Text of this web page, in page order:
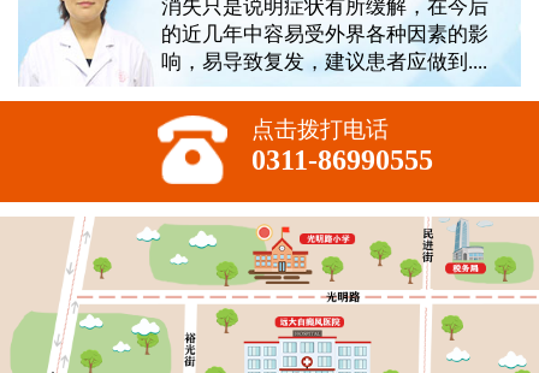
消失只是说明症状有所缓解，在今后
的近几年中容易受外界各种因素的影
响，易导致复发，建议患者应做到....
点击拨打电话
0311-86990555